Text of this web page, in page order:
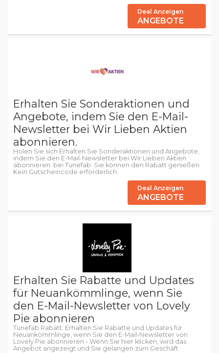
Deal Anzeigen
ANGEBOTE
Erhalten Sie Sonderaktionen und
Angebote, indem Sie den E-Mail-
Newsletter bei Wir Lieben Aktien
abonnieren.
Holen Sie sich Erhalten Sie Sonderaktionen und Angebote,
indem Sie den E-Mail-Newsletter bei Wir Lieben Aktien
abonnieren. bei Tunefab. Sie können den Rabatt genießen.
Kein Gutscheincode erforderlich.
Deal Anzeigen
ANGEBOTE
Erhalten Sie Rabatte und Updates
für Neuankömmlinge, wenn Sie
den E-Mail-Newsletter von Lovely
Pie abonnieren
Tunefab Rabatt: Erhalten Sie Rabatte und Updates für
Neuankömmlinge, wenn Sie den E-Mail-Newsletter von
Lovely Pie abonnieren - Wenn Sie hier klicken, wird das
Angebot angezeigt und Sie gelangen zum Geschäft